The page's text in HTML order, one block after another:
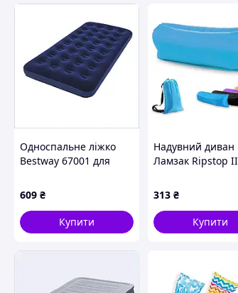
Надувне крісло виготовлене зі щільної
Нижня частина крісла
частини. Тому його можна
Надувні меблі ви завжди можете
цінами.
Схожі товари за характеристиками
Односпальне ліжко
Bestway 67001 для
M2X559452
609 ₴
Купити
Надувний диван
Ламзак Ripstop II
313 ₴
Купити